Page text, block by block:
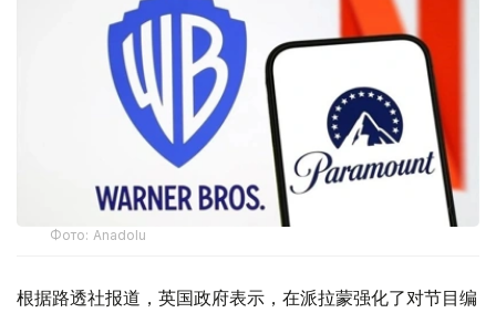
Фото: Аnadolu
根据路透社报道，英国政府表示，在派拉蒙强化了对节目编